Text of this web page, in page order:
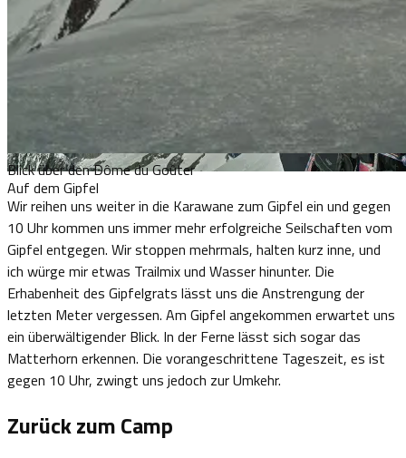
Auf dem Gipfel
Blick über den Dôme du Goûter
Wir reihen uns weiter in die Karawane zum Gipfel ein und gegen
10 Uhr kommen uns immer mehr erfolgreiche Seilschaften vom
Gipfel entgegen. Wir stoppen mehrmals, halten kurz inne, und
ich würge mir etwas Trailmix und Wasser hinunter. Die
Erhabenheit des Gipfelgrats lässt uns die Anstrengung der
letzten Meter vergessen. Am Gipfel angekommen erwartet uns
ein überwältigender Blick. In der Ferne lässt sich sogar das
Matterhorn erkennen. Die vorangeschrittene Tageszeit, es ist
gegen 10 Uhr, zwingt uns jedoch zur Umkehr.
Zurück zum Camp